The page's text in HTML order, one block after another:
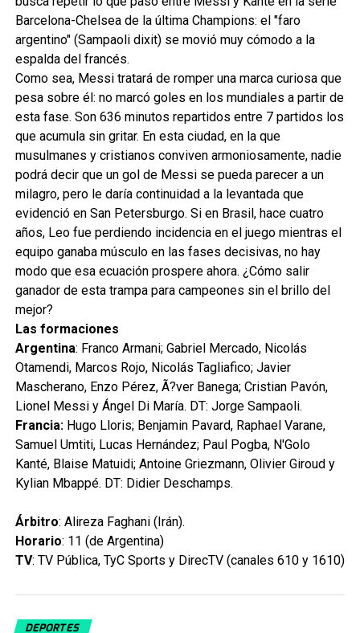
Barcelona-Chelsea de la última Champions: el "faro
argentino" (Sampaoli dixit) se movió muy cómodo a la
espalda del francés.
Como sea, Messi tratará de romper una marca curiosa que
pesa sobre él: no marcó goles en los mundiales a partir de
esta fase. Son 636 minutos repartidos entre 7 partidos los
que acumula sin gritar. En esta ciudad, en la que
musulmanes y cristianos conviven armoniosamente, nadie
podrá decir que un gol de Messi se pueda parecer a un
milagro, pero le daría continuidad a la levantada que
evidenció en San Petersburgo. Si en Brasil, hace cuatro
años, Leo fue perdiendo incidencia en el juego mientras el
equipo ganaba músculo en las fases decisivas, no hay
modo que esa ecuación prospere ahora. ¿Cómo salir
ganador de esta trampa para campeones sin el brillo del
mejor?
Las formaciones
Argentina: Franco Armani; Gabriel Mercado, Nicolás
Otamendi, Marcos Rojo, Nicolás Tagliafico; Javier
Mascherano, Enzo Pérez, Ã?ver Banega; Cristian Pavón,
Lionel Messi y Ángel Di María. DT: Jorge Sampaoli.
Francia: Hugo Lloris; Benjamin Pavard, Raphael Varane,
Samuel Umtiti, Lucas Hernández; Paul Pogba, N'Golo
Kanté, Blaise Matuidi; Antoine Griezmann, Olivier Giroud y
Kylian Mbappé. DT: Didier Deschamps.
Árbitro: Alireza Faghani (Irán).
Horario: 11 (de Argentina)
TV: TV Pública, TyC Sports y DirecTV (canales 610 y 1610)
DEPORTES